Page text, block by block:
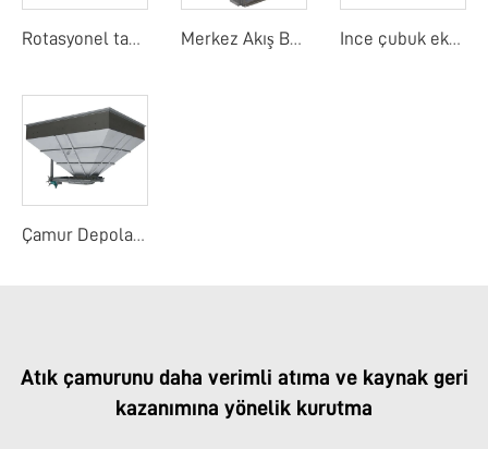
Rotasyonel tambur detay ekranı Merkez Akış Bant Ekranı Ince çubuk ekranı
Çamur Depolama Yuvası
Atık çamurunu daha verimli atıma ve kaynak geri
kazanımına yönelik kurutma